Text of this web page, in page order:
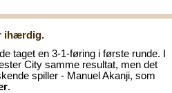
ihærdig.
taget en 3-1-føring i første runde. I
City samme resultat, men det
spiller - Manuel Akanji, som
.